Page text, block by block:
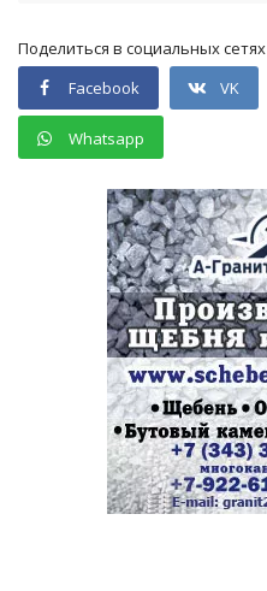
Поделиться в социальных сетях
Facebook
VK
Whatsapp